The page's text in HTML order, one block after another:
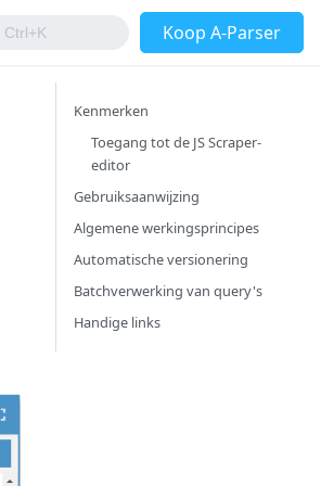
Koop A-Parser
Kenmerken
Toegang tot de JS Scraper-
editor
Gebruiksaanwijzing
Algemene werkingsprincipes
Automatische versionering
Batchverwerking van query's
Handige links